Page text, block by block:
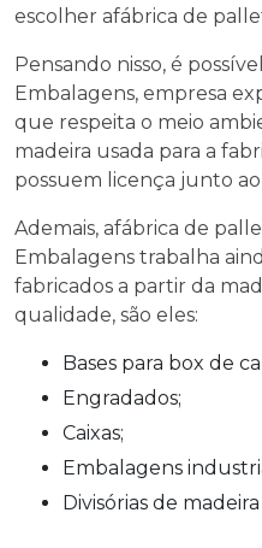
escolher afábrica de
Pensando nisso, é
Embalagens, empresa
que respeita o meio
madeira usada para a
possuem licença junto ao
Ademais, afábrica de
Embalagens trabalha
fabricados a partir da
qualidade, são eles:
Bases para box de
Engradados;
Caixas;
Embalagens
Divisórias de